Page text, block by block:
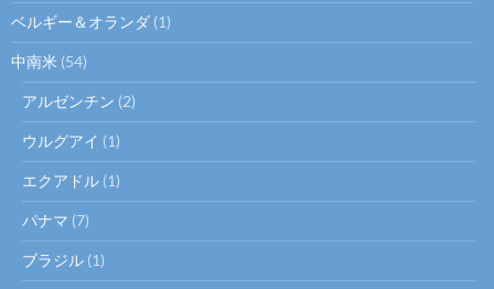
ベルギー＆オランダ (1)
中南米 (54)
アルゼンチン (2)
ウルグアイ (1)
エクアドル (1)
パナマ (7)
ブラジル (1)